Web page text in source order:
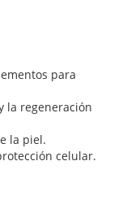
para
la regeneración
la piel.
celular.